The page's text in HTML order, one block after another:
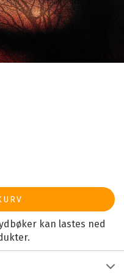
kan lastes ned